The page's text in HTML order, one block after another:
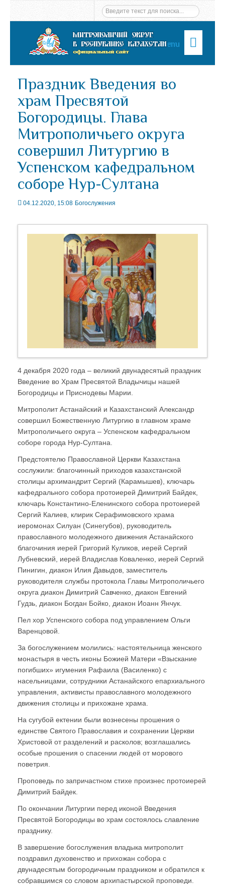
Menu
Праздник Введения во
храм Пресвятой
Богородицы. Глава
Митрополичьего округа
совершил Литургию в
Успенском кафедральном
соборе Нур-Султана
04.12.2020, 15:08 Богослужения
4 декабря 2020 года – великий двунадесятый праздник
Введение во Храм Пресвятой Владычицы нашей
Богородицы и Приснодевы Марии.
Митрополит Астанайский и Казахстанский Александр
совершил Божественную Литургию в главном храме
Митрополичьего округа – Успенском кафедральном
соборе города Нур-Султана.
Предстоятелю Православной Церкви Казахстана
сослужили: благочинный приходов казахстанской
столицы архимандрит Сергий (Карамышев), ключарь
кафедрального собора протоиерей Димитрий Байдек,
ключарь Константино-Еленинского собора протоиерей
Сергий Калиев, клирик Серафимовского храма
иеромонах Силуан (Синегубов), руководитель
православного молодежного движения Астанайского
благочиния иерей Григорий Куликов, иерей Сергий
Лубневский, иерей Владислав Коваленко, иерей Сергий
Пинигин, диакон Илия Давыдов, заместитель
руководителя службы протокола Главы Митрополичьего
округа диакон Димитрий Савченко, диакон Евгений
Гудзь, диакон Богдан Бойко, диакон Иоанн Янчук.
Пел хор Успенского собора под управлением Ольги
Варенцовой.
За богослужением молились: настоятельница женского
монастыря в честь иконы Божией Матери «Взыскание
погибших» игумения Рафаила (Василенко) с
насельницами, сотрудники Астанайского епархиального
управления, активисты православного молодежного
движения столицы и прихожане храма.
На сугубой ектении были вознесены прошения о
единстве Святого Православия и сохранении Церкви
Христовой от разделений и расколов; возглашались
особые прошения о спасении людей от морового
поветрия.
Проповедь по запричастном стихе произнес протоиерей
Димитрий Байдек.
По окончании Литургии перед иконой Введения
Пресвятой Богородицы во храм состоялось славление
празднику.
В завершение богослужения владыка митрополит
поздравил духовенство и прихожан собора с
двунадесятым богородичным праздником и обратился к
собравшимся со словом архипастырской проповеди.